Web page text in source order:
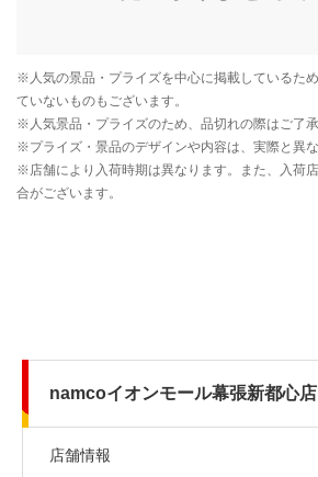
namcoイオンモール幕張新都心店
店舗情報